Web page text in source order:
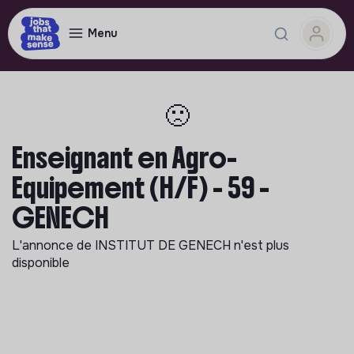
Menu
🙁
Enseignant en Agro-
Equipement (H/F) - 59 -
GENECH
L'annonce de INSTITUT DE GENECH n'est plus
disponible